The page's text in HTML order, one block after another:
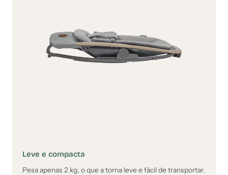
Leve e compacta
Pesa apenas 2 kg, o que a torna leve e fácil de transportar.